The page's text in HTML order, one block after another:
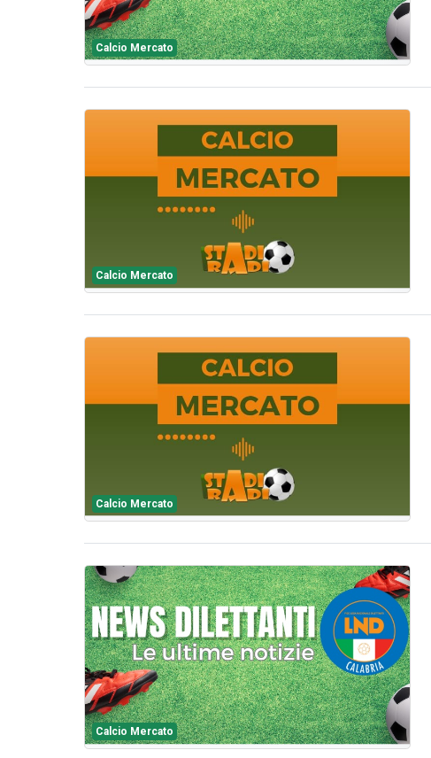
Calcio Mercato
Calcio Mercato
Calcio Mercato
Calcio Mercato